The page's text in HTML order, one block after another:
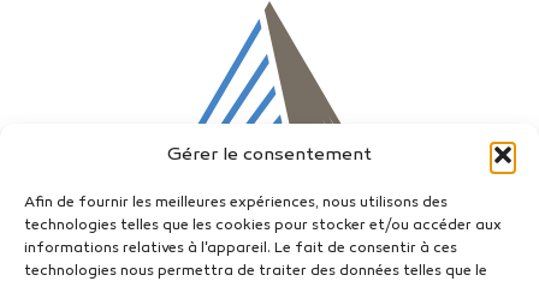
Gérer le consentement
Afin de fournir les meilleures expériences, nous utilisons des
technologies telles que les cookies pour stocker et/ou accéder aux
informations relatives à l'appareil. Le fait de consentir à ces
technologies nous permettra de traiter des données telles que le